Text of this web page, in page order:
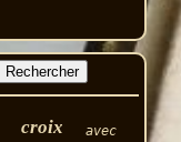
croix avec